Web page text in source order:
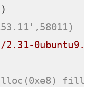
fill